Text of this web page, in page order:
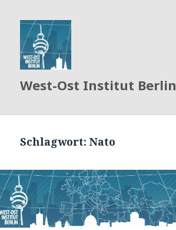
West-Ost Institut Berlin
Schlagwort:Nato